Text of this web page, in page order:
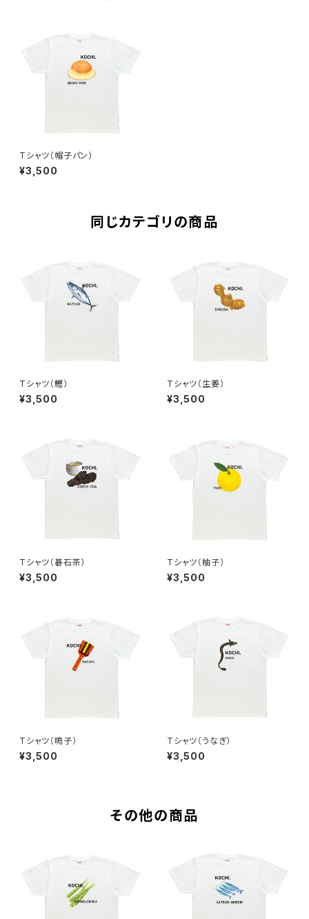
Tシャツ（帽子パン）
¥3,500
同じカテゴリの商品
Tシャツ（鰹）
¥3,500
Tシャツ（生姜）
¥3,500
Tシャツ（碁石茶）
¥3,500
Tシャツ（柚子）
¥3,500
Tシャツ（鳴子）
¥3,500
Tシャツ（うなぎ）
¥3,500
その他の商品